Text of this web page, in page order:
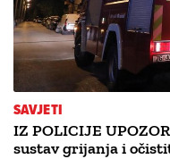
SAVJETI
IZ POLICIJE
sustav grijanja i